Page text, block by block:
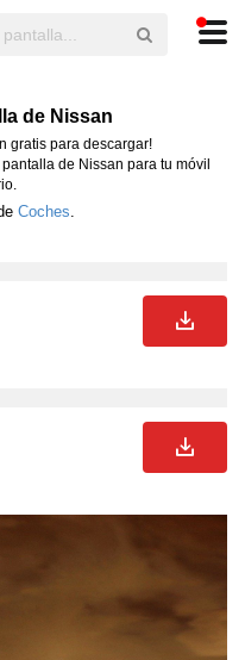
de Nissan
gratis para descargar!
de Nissan para tu móvil
Coches.